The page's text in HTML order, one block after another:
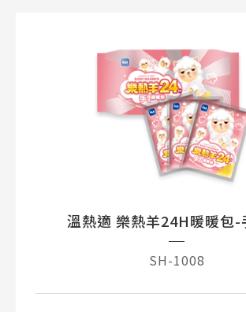
溫熱適 樂熱羊24H暖暖包-
SH-1008